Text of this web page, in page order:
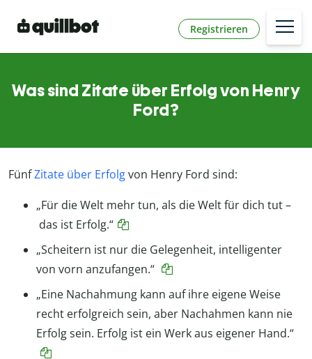
Registrieren
Was sind Zitate über Erfolg von Henry
Ford?
FünfZitate über Erfolgvon Henry Ford sind:
„Für die Welt mehr tun, als die Welt für dich tut –
das ist Erfolg.“
„Scheitern ist nur die Gelegenheit, intelligenter
von vorn anzufangen.“
„Eine Nachahmung kann auf ihre eigene Weise
recht erfolgreich sein, aber Nachahmen kann nie
Erfolg sein. Erfolg ist ein Werk aus eigener Hand.“